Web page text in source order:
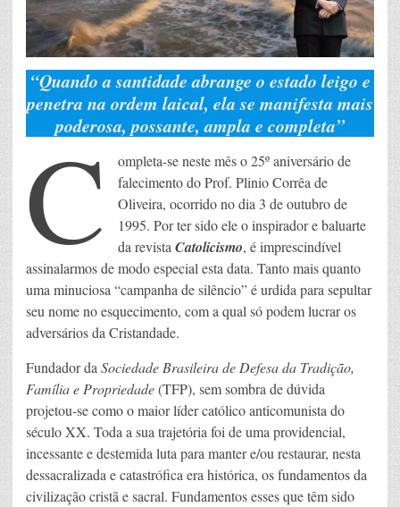
“Quando a santidade abrange o estado leigo e
penetra na ordem laical, ela se manifesta mais
poderosa, possante, ampla e completa”
C
ompleta-se neste mês o 25º aniversário de
falecimento do Prof. Plinio Corrêa de
Oliveira, ocorrido no dia 3 de outubro de
1995. Por ter sido ele o inspirador e baluarte
da revistaCatolicismo, é imprescindível
assinalarmos de modo especial esta data. Tanto mais quanto
uma minuciosa “campanha de silêncio” é urdida para sepultar
seu nome no esquecimento, com a qual só podem lucrar os
adversários da Cristandade.
Fundador daSociedade Brasileira de Defesa da Tradição,
Família e Propriedade(TFP), sem sombra de dúvida
projetou-se como o maior líder católico anticomunista do
século XX. Toda a sua trajetória foi de uma providencial,
incessante e destemida luta para manter e/ou restaurar, nesta
dessacralizada e catastrófica era histórica, os fundamentos da
civilização cristã e sacral. Fundamentos esses que têm sido